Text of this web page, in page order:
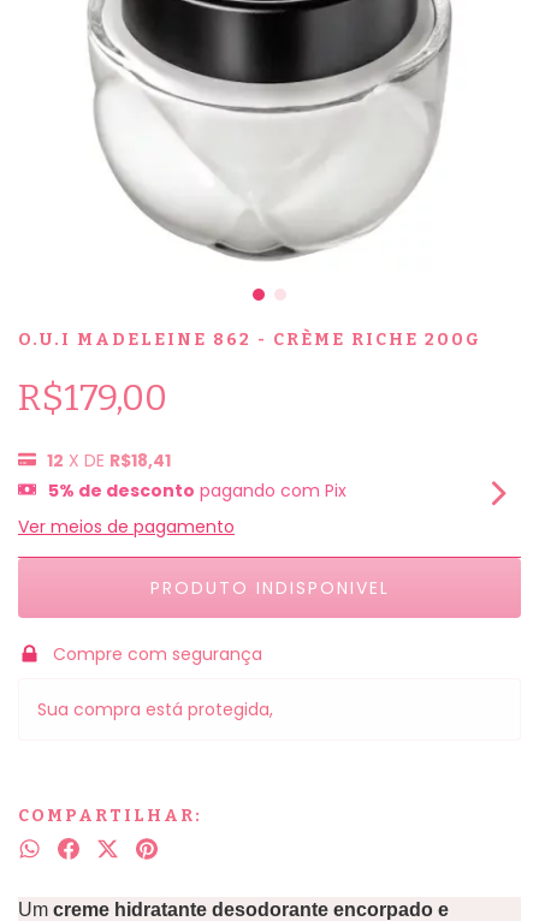
O.U.I MADELEINE 862 - CRÈME RICHE 200G
R$179,00
12 X DE R$18,41
5% de desconto pagando com Pix
Ver meios de pagamento
Compre com segurança
Sua compra está protegida,
COMPARTILHAR:
Um creme hidratante desodorante encorpado e